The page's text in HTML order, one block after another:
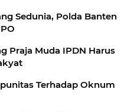
Sedunia, Polda Banten
Praja Muda IPDN Harus
Terhadap Oknum